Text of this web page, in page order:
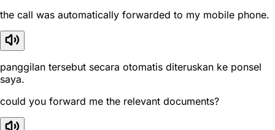
the call was automatically forwarded to my mobile phone.
panggilan tersebut secara otomatis diteruskan ke ponsel
saya.
could you forward me the relevant documents?